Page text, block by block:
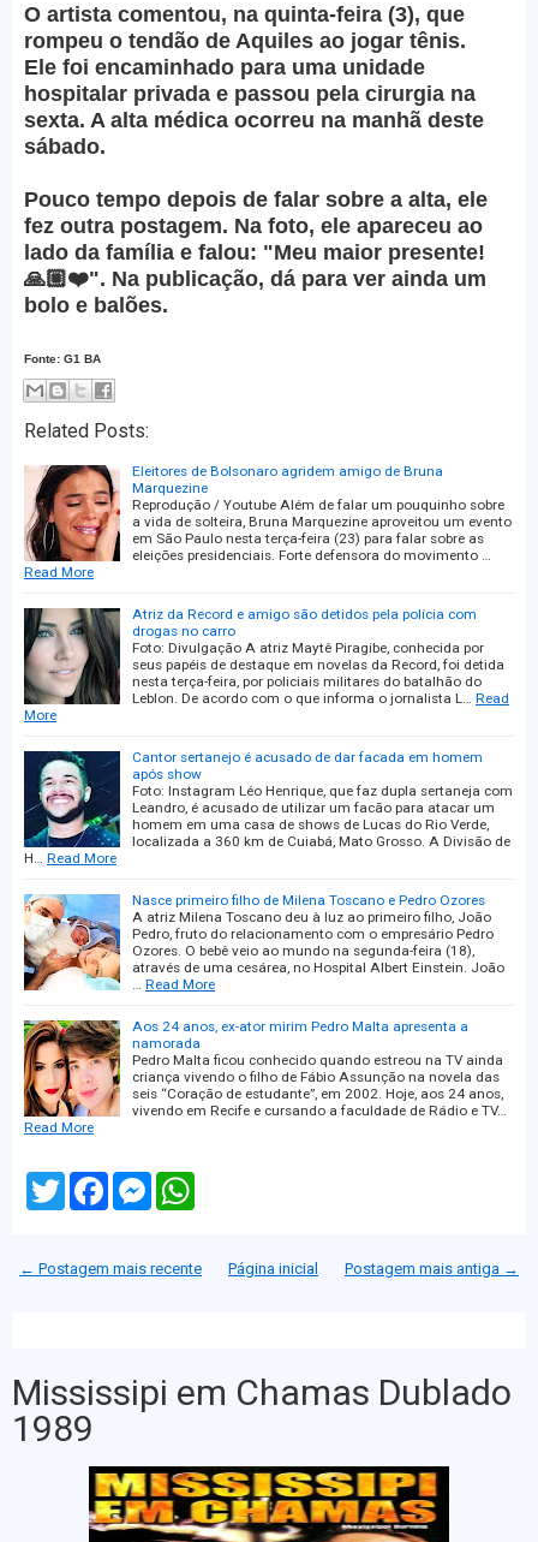
O artista comentou, na quinta-feira (3), que
rompeu o tendão de Aquiles ao jogar tênis.
Ele foi encaminhado para uma unidade
hospitalar privada e passou pela cirurgia na
sexta. A alta médica ocorreu na manhã deste
sábado.
Pouco tempo depois de falar sobre a alta, ele
fez outra postagem. Na foto, ele apareceu ao
lado da família e falou: "Meu maior presente!
🙏🏼❤️". Na publicação, dá para ver ainda um
bolo e balões.
Fonte: G1 BA
Related Posts:
Eleitores de Bolsonaro agridem amigo de Bruna
Marquezine
Reprodução / Youtube Além de falar um pouquinho sobre
a vida de solteira, Bruna Marquezine aproveitou um evento
em São Paulo nesta terça-feira (23) para falar sobre as
eleições presidenciais. Forte defensora do movimento …
Read More
Atriz da Record e amigo são detidos pela polícia com
drogas no carro
Foto: Divulgação A atriz Maytê Piragibe, conhecida por
seus papéis de destaque em novelas da Record, foi detida
nesta terça-feira, por policiais militares do batalhão do
Leblon. De acordo com o que informa o jornalista L… Read
More
Cantor sertanejo é acusado de dar facada em homem
após show
Foto: Instagram Léo Henrique, que faz dupla sertaneja com
Leandro, é acusado de utilizar um facão para atacar um
homem em uma casa de shows de Lucas do Rio Verde,
localizada a 360 km de Cuiabá, Mato Grosso. A Divisão de
H… Read More
Nasce primeiro filho de Milena Toscano e Pedro Ozores
A atriz Milena Toscano deu à luz ao primeiro filho, João
Pedro, fruto do relacionamento com o empresário Pedro
Ozores. O bebê veio ao mundo na segunda-feira (18),
através de uma cesárea, no Hospital Albert Einstein. João
… Read More
Aos 24 anos, ex-ator mirim Pedro Malta apresenta a
namorada
Pedro Malta ficou conhecido quando estreou na TV ainda
criança vivendo o filho de Fábio Assunção na novela das
seis “Coração de estudante”, em 2002. Hoje, aos 24 anos,
vivendo em Recife e cursando a faculdade de Rádio e TV…
Read More
T
w
e
F
o
M
n
A
← Postagem mais recente Postagem mais antiga →
Página inicial
Mississipi em Chamas Dublado
1989